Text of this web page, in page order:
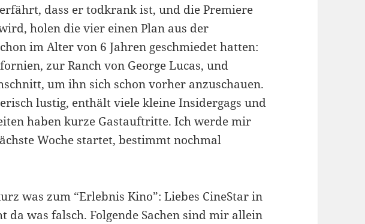
dass er todkrank ist, und die Premiere
holen die vier einen Plan aus der
im Alter von 6 Jahren geschmiedet hatten:
zur Ranch von George Lucas, und
um ihn sich schon vorher anzuschauen.
lustig, enthält viele kleine Insidergags und
haben kurze Gastauftritte. Ich werde mir
Woche startet, bestimmt nochmal
was zum “Erlebnis Kino”: Liebes CineStar in
da was falsch. Folgende Sachen sind mir allein